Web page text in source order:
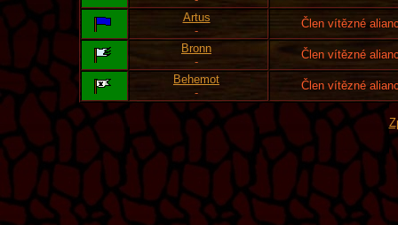
Artus
-
Člen vítězné
Bronn
-
Člen vítězné
Behemot
-
Člen vítězné